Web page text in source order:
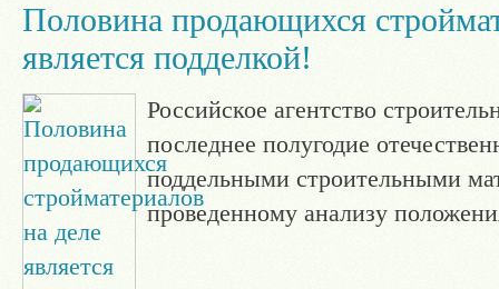
Половина продающихся
является подделкой!
Российское агентство
последнее полугодие
поддельными строительными
проведенному анализу